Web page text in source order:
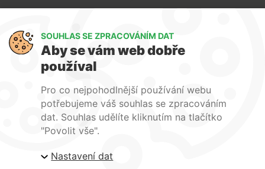
O nás
Kontakty
| ARTlighting.cz, Komenského 427 Újezd u Brna, 664
SOUHLAS SE ZPRACOVÁNÍM DAT
Aby se vám web dobře
používal
Pro co nejpohodlnější používání webu
potřebujeme váš souhlas se zpracováním
dat. Souhlas udělíte kliknutím na tlačítko
"Povolit vše".
Nastavení dat